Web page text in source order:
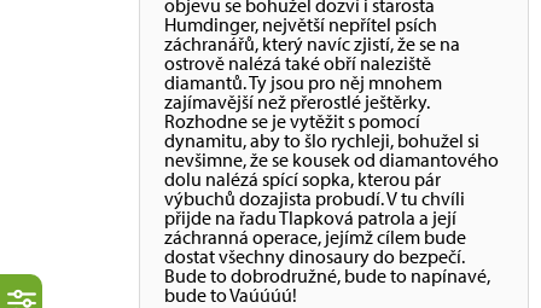
objevu se bohužel dozví i starosta
Humdinger, největší nepřítel psích
záchranářů, který navíc zjistí, že se na
ostrově nalézá také obří naleziště
diamantů. Ty jsou pro něj mnohem
zajímavější než přerostlé ještěrky.
Rozhodne se je vytěžit s pomocí
dynamitu, aby to šlo rychleji, bohužel si
nevšimne, že se kousek od diamantového
dolu nalézá spící sopka, kterou pár
výbuchů dozajista probudí. V tu chvíli
přijde na řadu Tlapková patrola a její
záchranná operace, jejímž cílem bude
dostat všechny dinosaury do bezpečí.
Bude to dobrodružné, bude to napínavé,
bude to Vaúúúú!